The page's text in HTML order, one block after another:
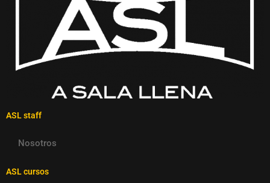
ASL staff
Nosotros
ASL cursos